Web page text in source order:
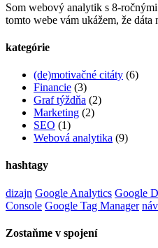
Som webový analytik s 8-
tomto webe vám ukážem, že dáta
kategórie
(de)motivačné citáty (6)
Financie (3)
Graf týždňa (2)
Marketing (2)
SEO (1)
Webová analytika (9)
hashtagy
dizajn Google Analytics Google
Console Google Tag Manager
Zostaňme v spojení